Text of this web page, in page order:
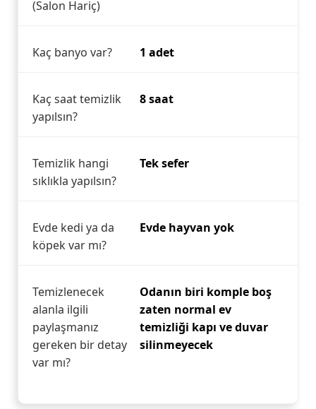
(Salon Hariç)
Kaç banyo var? 1 adet
Kaç saat temizlik
yapılsın?
8 saat
Temizlik hangi
sıklıkla yapılsın?
Tek sefer
Evde kedi ya da
köpek var mı?
Evde hayvan yok
Temizlenecek
alanla ilgili
paylaşmanız
gereken bir detay
var mı?
Odanın biri komple boş
zaten normal ev
temizliği kapı ve duvar
silinmeyecek